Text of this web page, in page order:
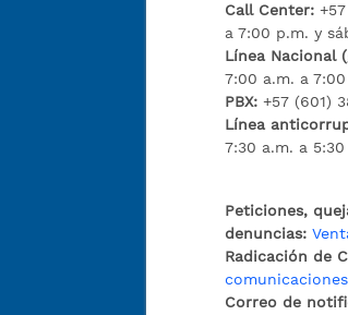
Call Center:
a 7:00 p.m. y
Línea Nacional
7:00 a.m. a
PBX:+57 (601)
Línea
7:30 a.m. a
Peticiones,
denuncias:
Radicación de
Correo de